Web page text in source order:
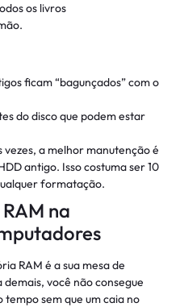
os livros
ficam “bagunçados” com o
do disco que podem estar
vezes, a melhor manutenção é
antigo. Isso costuma ser 10
formatação.
na
RAM é a sua mesa de
você não consegue
sem que um caia no